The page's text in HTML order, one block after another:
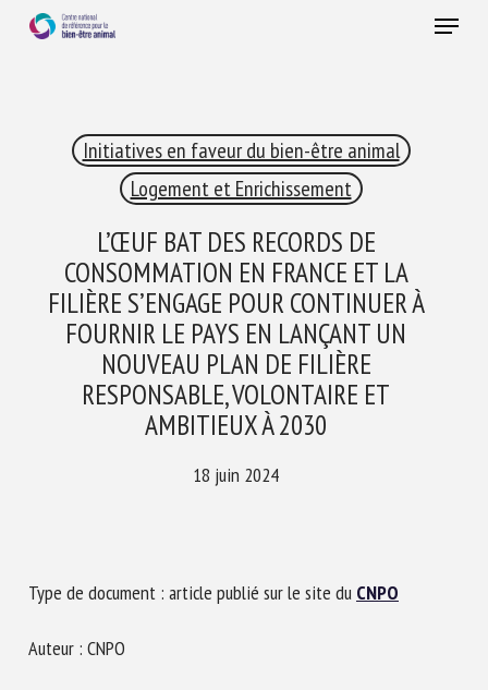
Menu
Initiatives en faveur du bien-être animal
Logement et Enrichissement
L’ŒUF BAT DES RECORDS DE
CONSOMMATION EN FRANCE ET LA
FILIÈRE S’ENGAGE POUR CONTINUER À
FOURNIR LE PAYS EN LANÇANT UN
NOUVEAU PLAN DE FILIÈRE
RESPONSABLE, VOLONTAIRE ET
AMBITIEUX À 2030
18 juin 2024
Type de document : article publié sur le site du CNPO
Auteur : CNPO
RECEVEZ CHAQUE MOIS GRATUITEMENT
LES DERNIÈRES ACTUALITÉS SUR LE BIEN-ÊTRE
ANIMAL
Select language
Veuillez remplir le formulaire ci-dessous pour vous inscrire à
notre newsletter :
Prénom *